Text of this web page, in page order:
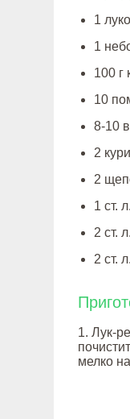
1
1
100 г
10
8-10
2
2
1 ст.
2 ст.
2 ст.
1. Лук-
мелко